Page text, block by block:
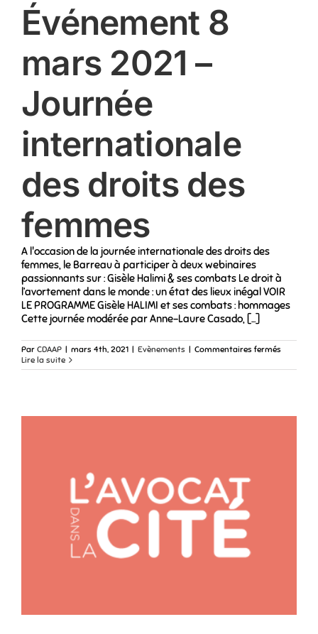
Événement 8
mars 2021 –
Journée
internationale
des droits des
femmes
A l'occasion de la journée internationale des droits des
femmes, le Barreau à participer à deux webinaires
passionnants sur : Gisèle Halimi & ses combats Le droit à
l’avortement dans le monde : un état des lieux inégal VOIR
LE PROGRAMME Gisèle HALIMI et ses combats : hommages
Cette journée modérée par Anne-Laure Casado, [...]
Par CDAAP | mars 4th, 2021 | Evènements | Commentaires fermés
8
Lire la suite